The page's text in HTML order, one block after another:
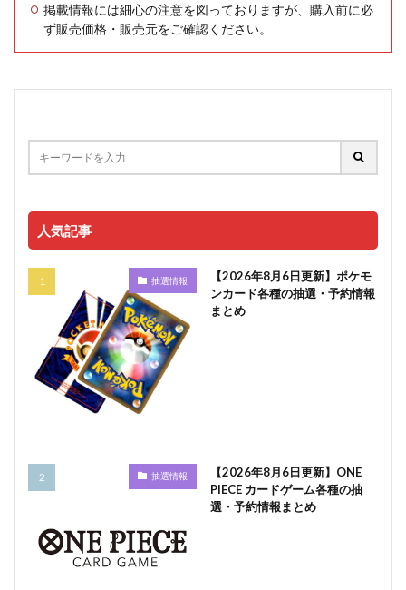
掲載情報には細心の注意を図っておりますが、購入前に必
ず販売価格・販売元をご確認ください。
人気記事
抽選情報
【2026年8月6日更新】ポケモ
ンカード各種の抽選・予約情報
まとめ
抽選情報
【2026年8月6日更新】ONE
PIECE カードゲーム各種の抽
選・予約情報まとめ